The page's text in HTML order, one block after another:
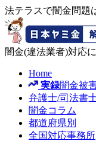
法テラスで闇金問題
闇金(違法業者)対応
Home
実録闇金被
弁護士/司法書
闇金コラム
都道府県別
全国対応事務所